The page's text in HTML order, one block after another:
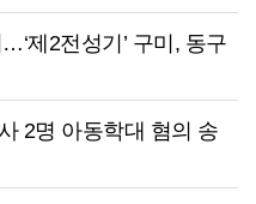
제2전성기’ 구미, 동구
2명 아동학대 혐의 송